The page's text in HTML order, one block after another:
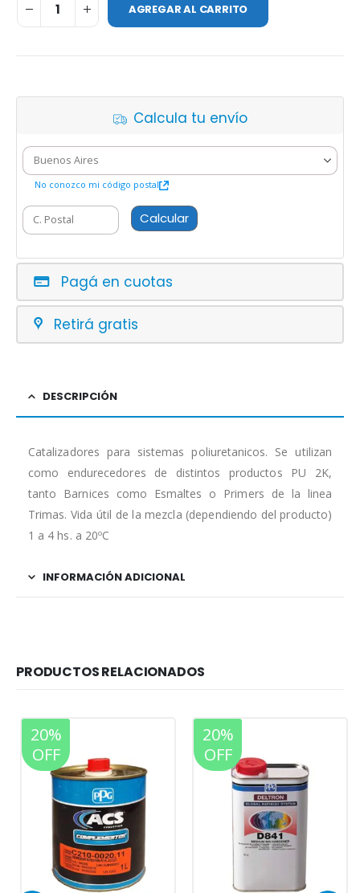
AGREGAR AL CARRITO
Calcula tu envío
No conozco mi código postal
Calcular
Pagá en cuotas
Retirá gratis
DESCRIPCIÓN
Catalizadores para sistemas poliuretanicos. Se utilizan
como endurecedores de distintos productos PU 2K,
tanto Barnices como Esmaltes o Primers de la linea
Trimas. Vida útil de la mezcla (dependiendo del producto)
1 a 4 hs. a 20ºC
INFORMACIÓN ADICIONAL
PRODUCTOS RELACIONADOS
20%
OFF
20%
OFF